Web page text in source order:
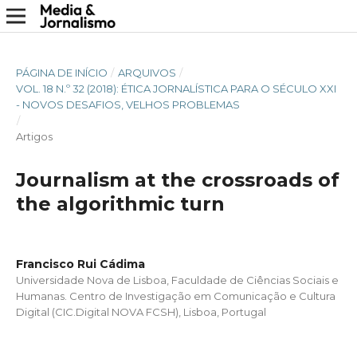
PÁGINA DE INÍCIO / ARQUIVOS /
VOL. 18 N.º 32 (2018): ÉTICA JORNALÍSTICA PARA O SÉCULO XXI
- NOVOS DESAFIOS, VELHOS PROBLEMAS
/
Artigos
Journalism at the crossroads of
the algorithmic turn
Francisco Rui Cádima
Universidade Nova de Lisboa, Faculdade de Ciências Sociais e
Humanas. Centro de Investigação em Comunicação e Cultura
Digital (CIC.Digital NOVA FCSH), Lisboa, Portugal